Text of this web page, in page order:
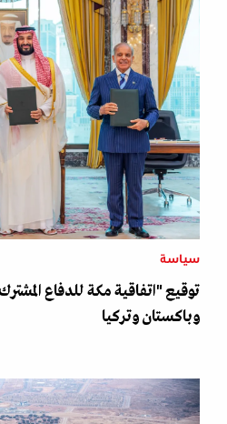
سياسة
توقيع "اتفاقية مكة للدفاع
وباكستان وتركيا